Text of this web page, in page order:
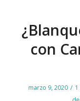
con
marzo 9, 2020 /